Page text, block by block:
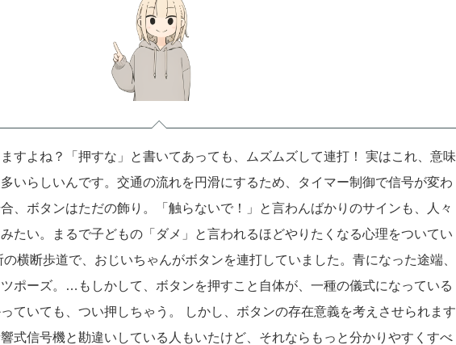
すよね？「押すな」と書いてあっても、ムズムズして連打！ 実はこれ、意味
いらしいんです。交通の流れを円滑にするため、タイマー制御で信号が変わ
、ボタンはただの飾り。「触らないで！」と言わんばかりのサインも、人々
たい。まるで子どもの「ダメ」と言われるほどやりたくなる心理をついてい
の横断歩道で、おじいちゃんがボタンを連打していました。青になった途端、
ツポーズ。…もしかして、ボタンを押すこと自体が、一種の儀式になっている
ていても、つい押しちゃう。
しかし、ボタンの存在意義を考えさせられます
式信号機と勘違いしている人もいたけど、それならもっと分かりやすくすべ